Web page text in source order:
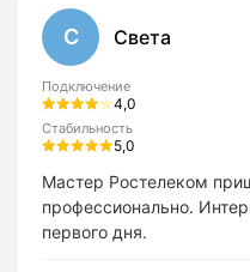
С Света
Подключение
4,0
Стабильность
5,0
Мастер Ростелеком
профессионально.
первого дня.